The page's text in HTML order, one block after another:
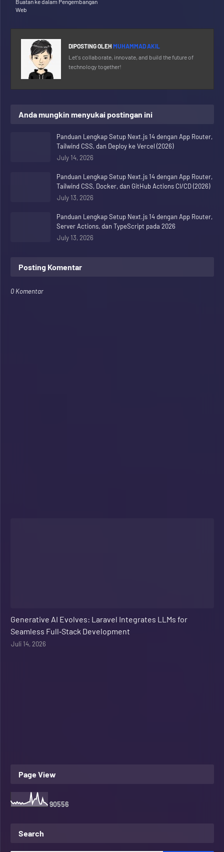
Buatan ke dalam Pengembangan
Web
DIPOSTING OLEH MUHAMMAD AKIL
Let's collaborate, innovate, and build the future of
technology together!
Anda mungkin menyukai postingan ini
Panduan Lengkap Setup Next.js 14 dengan App Router,
Tailwind CSS, dan Deploy ke Vercel (2026)
July 14, 2026
Panduan Lengkap Setup Next.js 14 dengan App Router,
Tailwind CSS, Docker, dan GitHub Actions CI/CD (2026)
July 13, 2026
Panduan Lengkap Setup Next.js 14 dengan App Router,
Server Actions, dan TypeScript pada 2026
July 13, 2026
Posting Komentar
0 Komentar
Generative AI Evolves: Laravel Integrates LLMs for
Seamless Full‑Stack Development
Juli 14, 2026
Page View
90556
Search